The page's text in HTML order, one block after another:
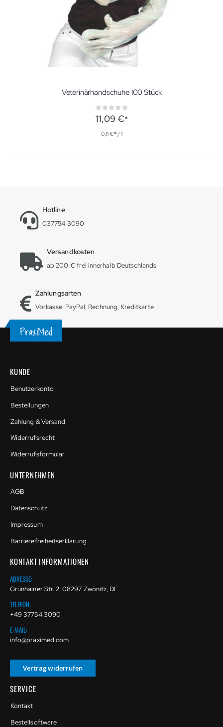
Veterinärhandschuhe 100 Stück
Rating:
0%
11,09 €
0,11 € / 1
Hotline
037754 3090
Versandkosten
ab 200 € frei innerhalb Deutschlands
Zahlungsarten
Vorkasse, PayPal, Rechnung, Kreditkarte
KUNDE
Benutzerkonto
Bestellungen
Zahlung & Versand
Widerrufsrecht
Widerrufsformular
UNTERNEHMEN
AGB
Datenschutz
Impressum
Barrierefreiheitserklärung
KONTAKT INFORMATIONEN
ADRESSE:
Grünhainer Str. 2, 08297 Zwönitz, DE
TELEFON:
+49 37754 3090
E-MAIL:
info@praximed.com
Vertrag widerrufen
SERVICE
Kontakt
Bestellsoftware